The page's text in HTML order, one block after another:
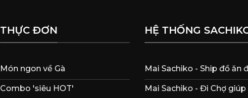
THỰC ĐƠN
Món ngon về Gà
Combo 'siêu HOT'
HỆ THỐNG
Mai Sachiko - Ship đồ ăn
Mai Sachiko - Đi Chợ giúp